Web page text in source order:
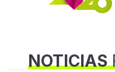
NOTICIAS